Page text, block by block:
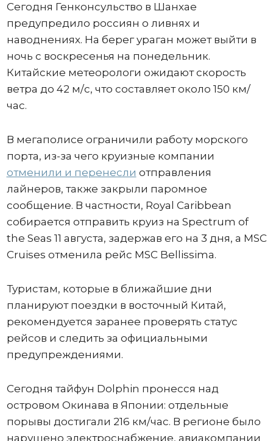
Сегодня Генконсульство в Шанхае
предупредило россиян о ливнях и
наводнениях. На берег ураган может выйти в
ночь с воскресенья на понедельник.
Китайские метеорологи ожидают скорость
ветра до 42 м/с, что составляет около 150 км/
час.
В мегаполисе ограничили работу морского
порта, из-за чего круизные компании
отменили и перенесли отправления
лайнеров, также закрыли паромное
сообщение. В частности, Royal Caribbean
собирается отправить круиз на Spectrum of
the Seas 11 августа, задержав его на 3 дня, а MSC
Cruises отменила рейс MSC Bellissima.
Туристам, которые в ближайшие дни
планируют поездки в восточный Китай,
рекомендуется заранее проверять статус
рейсов и следить за официальными
предупреждениями.
Сегодня тайфун Dolphin пронесся над
островом Окинава в Японии: отдельные
порывы достигали 216 км/час. В регионе было
нарушено электроснабжение, авиакомпании